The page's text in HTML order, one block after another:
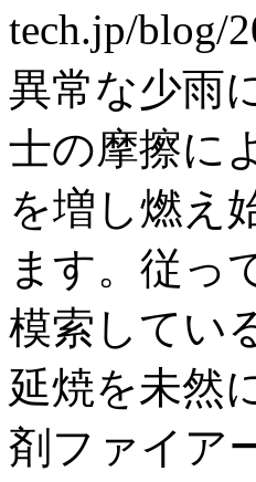
tech.jp/blog/
異常な少雨
士の摩擦に
を増し燃え
ます。従っ
模索してい
延焼を未然
剤ファイア